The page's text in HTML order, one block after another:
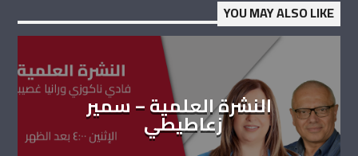
YOU MAY ALSO LIKE
النشرة العلمية – سمير
زعاطيطي